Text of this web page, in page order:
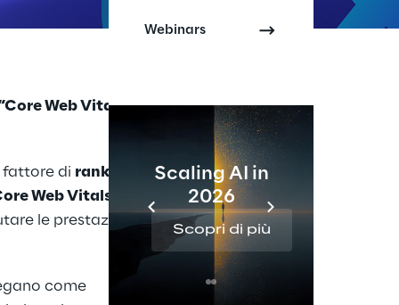
Webinars
Scaling AI in
2026
Scopri di più
Web Vitals &
di ranking
Web Vitals
le prestazioni di
come